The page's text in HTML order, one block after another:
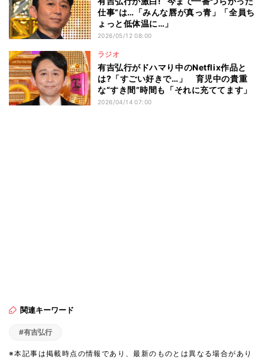
仕事”は…「みんな唇が真っ青」「全員ち
ょっと低体温に…」
2026/05/12 08:00
ラジオ
有吉弘行がドハマり中のNetflix作品と
は?「すごい好きで…」 育児中の貴重
な“すき間”時間も「それに充ててます」
2026/04/14 07:00
関連キーワード
#有吉弘行
※本記事は掲載時点の情報であり、最新のものとは異なる場合があり